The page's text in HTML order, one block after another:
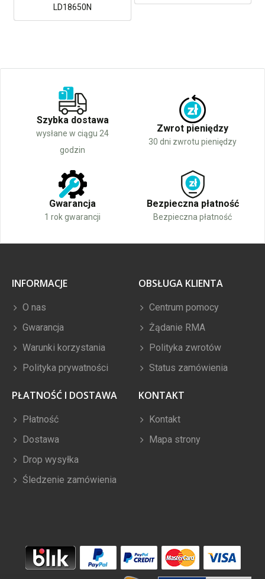
LD18650N
Szybka dostawa
wysłane w ciągu 24
godzin
Zwrot pieniędzy
30 dni zwrotu pieniędzy
Gwarancja
1 rok gwarancji
Bezpieczna płatność
Bezpieczna płatność
INFORMACJE
O nas
Gwarancja
Warunki korzystania
Polityka prywatności
OBSŁUGA KLIENTA
Centrum pomocy
Żądanie RMA
Polityka zwrotów
Status zamówienia
PŁATNOŚĆ I DOSTAWA
Płatność
Dostawa
Drop wysyłka
Śledzenie zamówienia
KONTAKT
Kontakt
Mapa strony